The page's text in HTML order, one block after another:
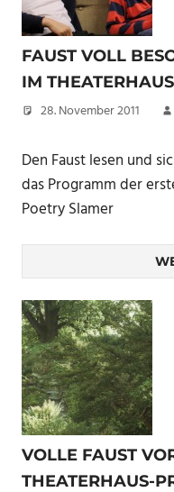
FAUST VOLL
IM THEATERHAUS
28. November 2011
Den Faust lesen und
das Programm der
Poetry Slamer
VOLLE FAUST
THEATERHAUS-